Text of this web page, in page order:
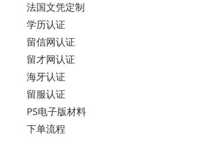
法国文凭定制
学历认证
留信网认证
留才网认证
海牙认证
留服认证
PS电子版材料
下单流程